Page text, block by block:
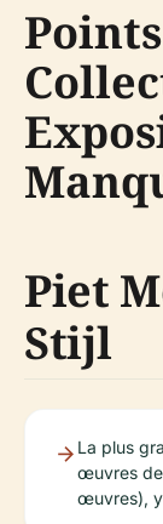
Piet
Stijl
La plus
œuvres
œuvres),